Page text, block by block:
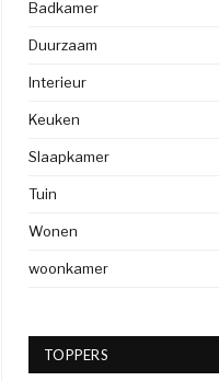
Badkamer
Duurzaam
Interieur
Keuken
Slaapkamer
Tuin
Wonen
woonkamer
TOPPERS